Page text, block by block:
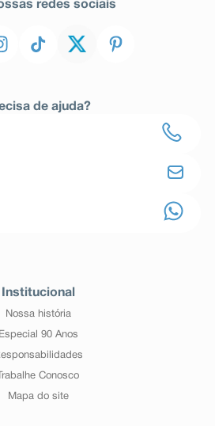
redes sociais
de ajuda?
Institucional
Nossa história
Especial 90 Anos
Trabalhe Conosco
Mapa do site